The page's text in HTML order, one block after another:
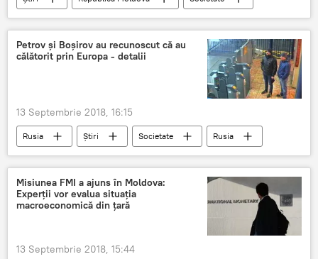
angajat
minora
ingrozitor
bona
prostituieze Video
Petrov și Boșirov au recunoscut că au
călătorit prin Europa - detalii
13 Septembrie 2018, 16:15
Rusia Știri Societate
Rusia
Anglia
Margarita Simonyan
Alexandr Petrov
Ruslan Bosirov
Sputnik
RT
declaratii
Misiunea FMI a ajuns în Moldova:
Experții vor evalua situația
macroeconomică din țară
13 Septembrie 2018, 15:44